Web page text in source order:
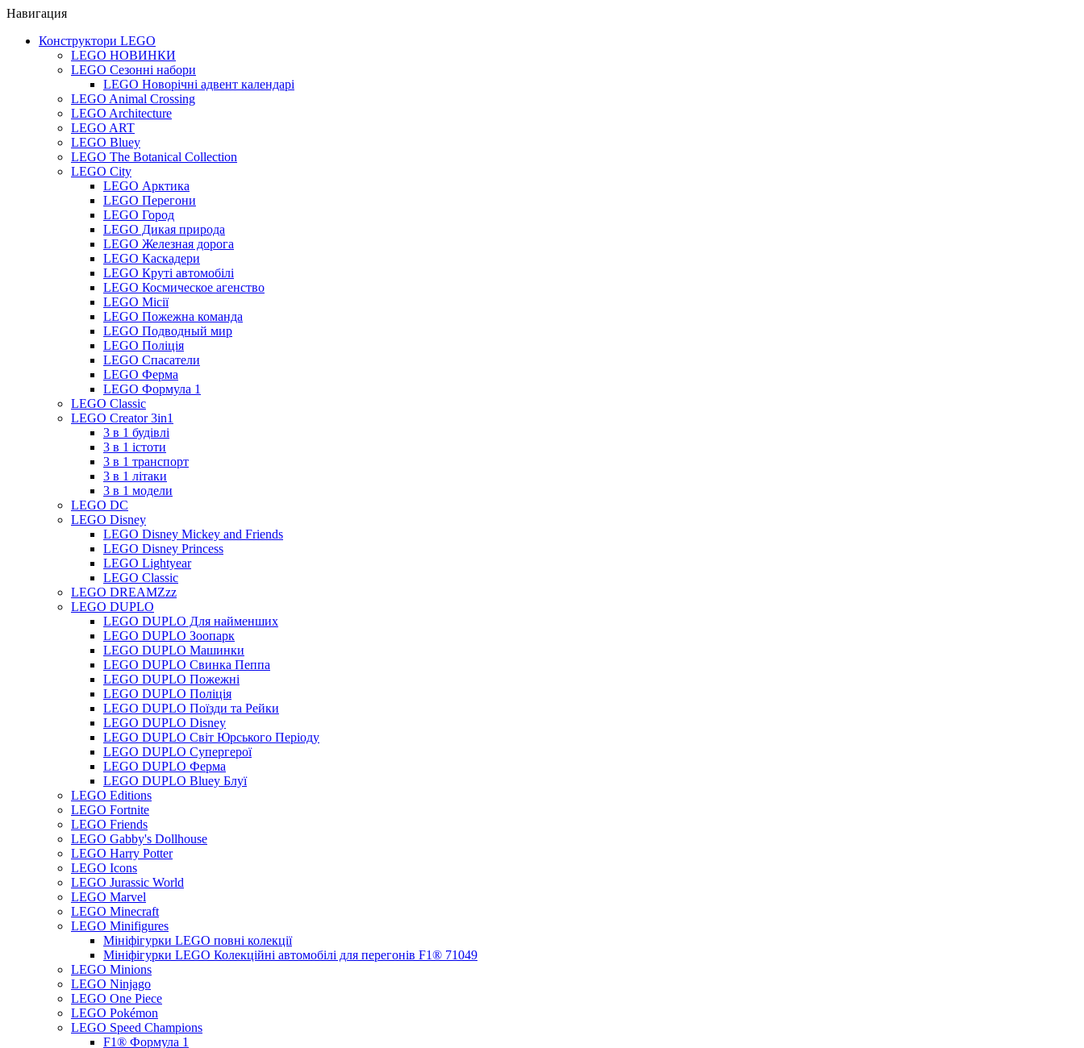
Навигация
Конструктори LEGO
LEGO НОВИНКИ
LEGO Сезонні набори
LEGO Новорічні адвент календарі
LEGO Animal Crossing
LEGO Architecture
LEGO ART
LEGO Bluey
LEGO The Botanical Collection
LEGO City
LEGO Арктика
LEGO Перегони
LEGO Город
LEGO Дикая природа
LEGO Железная дорога
LEGO Каскадери
LEGO Круті автомобілі
LEGO Космическое агенство
LEGO Місії
LEGO Пожежна команда
LEGO Подводный мир
LEGO Поліція
LEGO Спасатели
LEGO Ферма
LEGO Формула 1
LEGO Classic
LEGO Creator 3in1
3 в 1 будівлі
3 в 1 істоти
3 в 1 транспорт
3 в 1 літаки
3 в 1 модели
LEGO DC
LEGO Disney
LEGO Disney Mickey and Friends
LEGO Disney Princess
LEGO Lightyear
LEGO Classic
LEGO DREAMZzz
LEGO DUPLO
LEGO DUPLO Для найменших
LEGO DUPLO Зоопарк
LEGO DUPLO Машинки
LEGO DUPLO Свинка Пеппа
LEGO DUPLO Пожежні
LEGO DUPLO Поліція
LEGO DUPLO Поїзди та Рейки
LEGO DUPLO Disney
LEGO DUPLO Світ Юрського Періоду
LEGO DUPLO Супергерої
LEGO DUPLO Ферма
LEGO DUPLO Bluey Блуї
LEGO Editions
LEGO Fortnite
LEGO Friends
LEGO Gabby's Dollhouse
LEGO Harry Potter
LEGO Icons
LEGO Jurassic World
LEGO Marvel
LEGO Minecraft
LEGO Minifigures
Мініфігурки LEGO повні колекції
Мініфігурки LEGO Колекційні автомобілі для перегонів F1® 71049
LEGO Minions
LEGO Ninjago
LEGO One Piece
LEGO Pokémon
LEGO Speed Champions
F1® Формула 1